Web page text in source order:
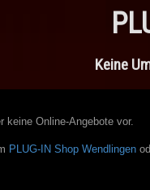
Keine
keine Online-Angebote vor.
PLUG-IN Shop Wendlingen